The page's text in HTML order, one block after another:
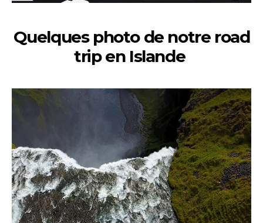
Quelques photo de notre road
trip en Islande